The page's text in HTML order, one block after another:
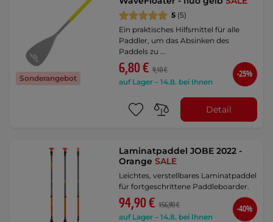
Sonderangebot
5 (5)
Ein praktisches Hilfsmittel für alle
Paddler, um das Absinken des
Paddels zu …
6,80 € 9,10 €
auf Lager – 14.8. bei Ihnen
-25%
Detail
Laminatpaddel JOBE 2022 -
OrangeSALE
Leichtes, verstellbares Laminatpaddel
für fortgeschrittene Paddleboarder.
94,90 € 156,90 €
auf Lager – 14.8. bei Ihnen
-40%